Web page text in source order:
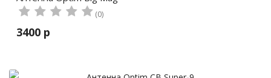
(0)
3400 р